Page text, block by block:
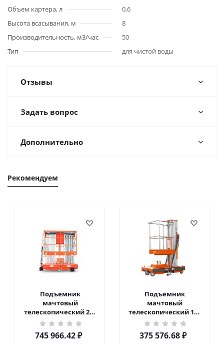
Объем картера, л
0,6
Высота всасывания, м
8
Производительность, м3/час
50
Тип
для чистой воды
Отзывы
Задать вопрос
Дополнительно
Рекомендуем
Подъемник
мачтовый
телескопический 200
кг 10 м TOR GTWY10-
200S DC 2-мачтовый
(автономный) (N) в
745 966.42₽
Подъемник
мачтовый
телескопический 125
кг 6 м TOR GTWY6-100
DC 1-мачтовый
(автономный) (G) в
375 576.68₽